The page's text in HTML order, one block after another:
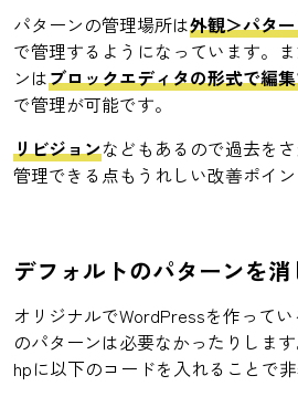
パターンの管理場所は外観＞パタ
で管理するようになっています。
ンはブロックエディタの形式で編
で管理が可能です。
リビジョンなどもあるので過去を
管理できる点もうれしい改善ポイン
デフォルトのパターンを
オリジナルでWordPressを作って
のパターンは必要なかったりしま
hpに以下のコードを入れることで非